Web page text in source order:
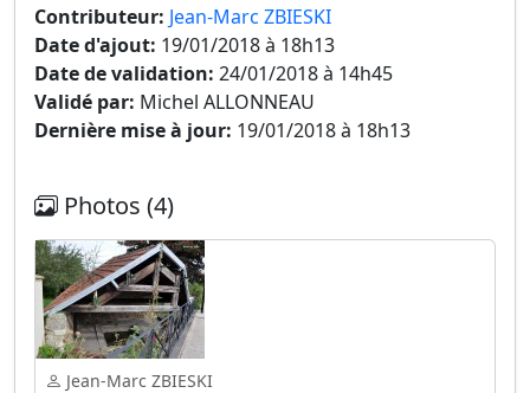
Contributeur: Jean-Marc ZBIESKI
Date d'ajout: 19/01/2018 à 18h13
Date de validation: 24/01/2018 à 14h45
Validé par: Michel ALLONNEAU
Dernière mise à jour: 19/01/2018 à 18h13
Photos (4)
Jean-Marc ZBIESKI